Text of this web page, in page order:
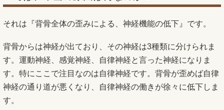
それは『背骨全体の歪みによる、神経機能の低下』です。
背骨からは神経が出ており、その神経は3種類に分けられま
す。運動神経、感覚神経、自律神経と言った神経になりま
す。特にここで注目なのは自律神経です。背骨が歪めば自律
神経の通り道が悪くなり、自律神経の働きが徐々に低下しま
す。